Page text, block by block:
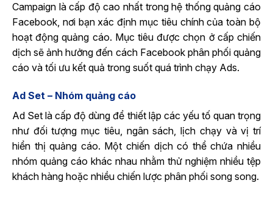
Campaign là cấp độ cao nhất trong hệ thống quảng cáo
Facebook, nơi bạn xác định mục tiêu chính của toàn bộ
hoạt động quảng cáo. Mục tiêu được chọn ở cấp chiến
dịch sẽ ảnh hưởng đến cách Facebook phân phối quảng
cáo và tối ưu kết quả trong suốt quá trình chạy Ads.
Ad Set – Nhóm quảng cáo
Ad Set là cấp độ dùng để thiết lập các yếu tố quan trọng
như đối tượng mục tiêu, ngân sách, lịch chạy và vị trí
hiển thị quảng cáo. Một chiến dịch có thể chứa nhiều
nhóm quảng cáo khác nhau nhằm thử nghiệm nhiều tệp
khách hàng hoặc nhiều chiến lược phân phối song song.